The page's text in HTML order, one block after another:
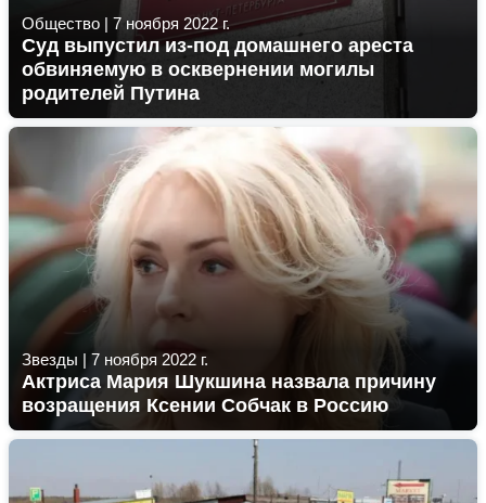
Общество | 7 ноября 2022 г.
Суд выпустил из-под домашнего ареста
обвиняемую в осквернении могилы
родителей Путина
Звезды | 7 ноября 2022 г.
Актриса Мария Шукшина назвала причину
возращения Ксении Собчак в Россию